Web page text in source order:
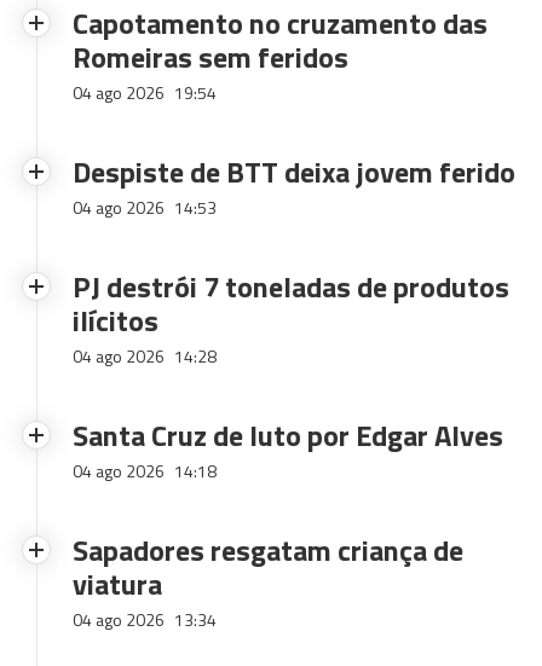
Capotamento no cruzamento das
Romeiras sem feridos
04 ago 2026 19:54
Despiste de BTT deixa jovem ferido
04 ago 2026 14:53
PJ destrói 7 toneladas de produtos
ilícitos
04 ago 2026 14:28
Santa Cruz de luto por Edgar Alves
04 ago 2026 14:18
Sapadores resgatam criança de
viatura
04 ago 2026 13:34